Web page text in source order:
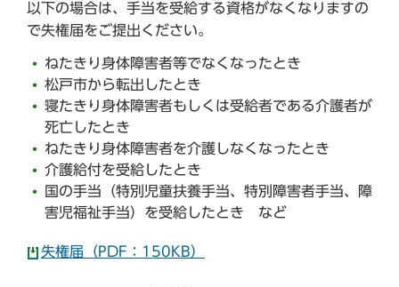
以下の場合は、手当を受給する資格がなくなりますの
で失権届をご提出ください。
ねたきり身体障害者等でなくなったとき
松戸市から転出したとき
寝たきり身体障害者もしくは受給者である介護者が
死亡したとき
ねたきり身体障害者を介護しなくなったとき
介護給付を受給したとき
国の手当（特別児童扶養手当、特別障害者手当、障
害児福祉手当）を受給したとき など
失権届（PDF：150KB）